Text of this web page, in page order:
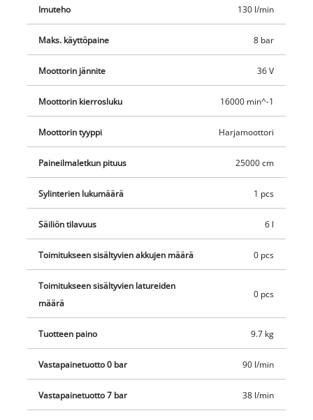
tärinävaimennetut ja takaavat tukevan asennon. Varoventtiili
varmistaa käyttäjän turvallisuuden. Laadukas 2,5 metrin
pituinen paineilmakuituletku on käytännöllinen. Toimitukseen
sisältyy myös renkaantäyttömittari ja yhdeksänosainen
sovitinsarja. Säiliölle Einhell myöntää 10 vuoden takuun
laturia, ne ovat saatavana erikseen, esimerkiksi
käytännöllisenä aloitussettinä.
Imuteho 130 l/min
Maks. käyttöpaine 8 bar
Moottorin jännite 36 V
Moottorin kierrosluku 16000 min^-1
Moottorin tyyppi Harjamoottori
Paineilmaletkun pituus 25000 cm
Sylinterien lukumäärä 1 pcs
Säiliön tilavuus 6 l
Toimitukseen sisältyvien akkujen määrä 0 pcs
Toimitukseen sisältyvien latureiden
määrä
0 pcs
Tuotteen paino 9.7 kg
Vastapainetuotto 0 bar 90 l/min
Vastapainetuotto 7 bar 38 l/min